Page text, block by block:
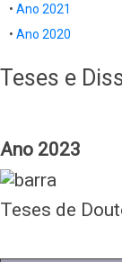
• Ano 2021
• Ano 2020
Teses e
Ano 2023
Teses de